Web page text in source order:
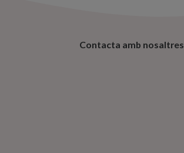
Contacta amb nosaltres